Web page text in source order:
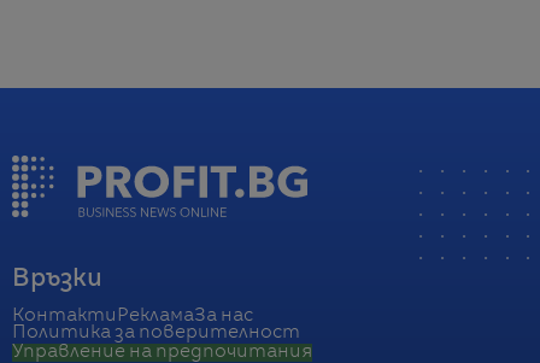
Връзки
Контакти РекламаЗа нас
Политика за поверителност
Управление на предпочитания